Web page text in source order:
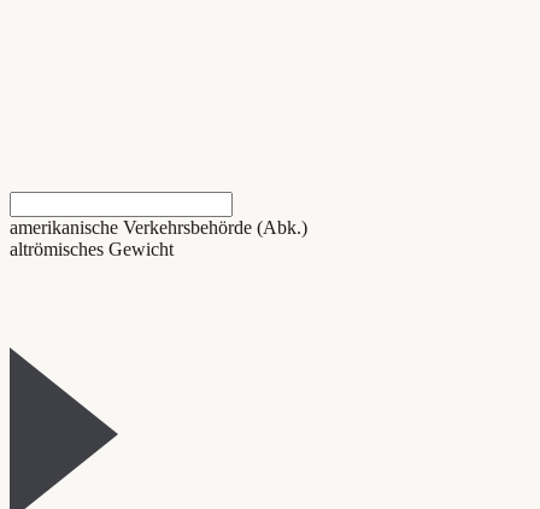
amerikanische Verkehrsbehörde (Abk.)
altrömisches Gewicht